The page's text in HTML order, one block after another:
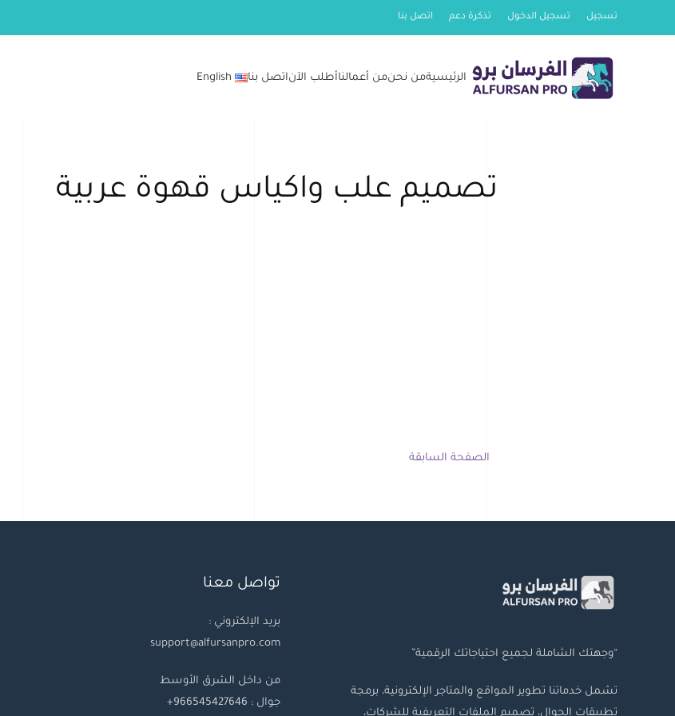
content
تسجيل تسجيل الدخول تذكرة دعم اتصل بنا
الرئيسيةمن نحنمن أعمالناأطلب الآناتصل بنا English
تصميم علب واكياس قهوة عربية
الصفحة السابقة
“وجهتك الشاملة لجميع احتياجاتك الرقمية”
تشمل خدماتنا تطوير المواقع والمتاجر الإلكترونية، برمجة
تطبيقات الجوال، تصميم الملفات التعريفية للشركات،
تواصل معنا
بريد الإلكتروني :
support@alfursanpro.com
من داخل الشرق الأوسط
جوال : 966545427646+